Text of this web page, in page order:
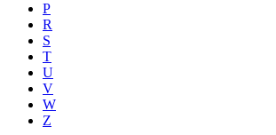
P
R
S
T
U
V
W
Z